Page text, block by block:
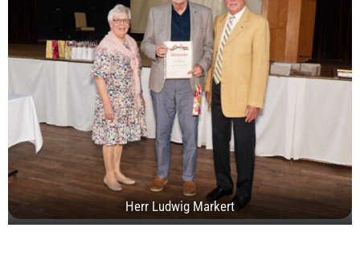
Herr Ludwig Markert